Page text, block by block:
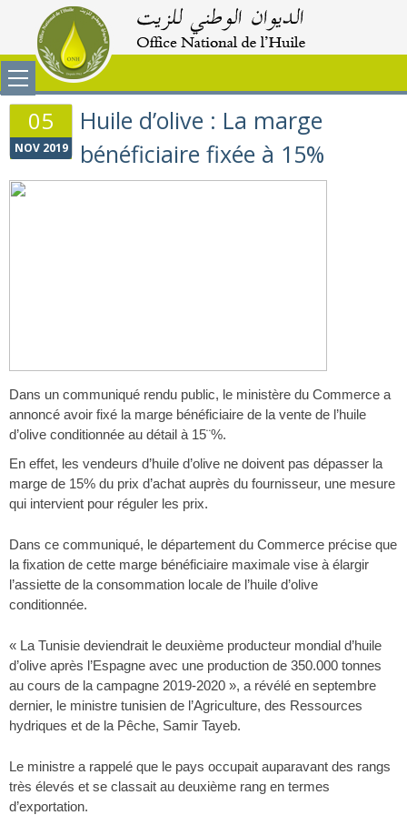
05
NOV 2019
Huile d’olive : La marge
bénéficiaire fixée à 15%
Dans un communiqué rendu public, le ministère du Commerce a
annoncé avoir fixé la marge bénéficiaire de la vente de l’huile
d’olive conditionnée au détail à 15¨%.
En effet, les vendeurs d’huile d’olive ne doivent pas dépasser la
marge de 15% du prix d’achat auprès du fournisseur, une mesure
qui intervient pour réguler les prix.
Dans ce communiqué, le département du Commerce précise que
la fixation de cette marge bénéficiaire maximale vise à élargir
l’assiette de la consommation locale de l’huile d’olive
conditionnée.
« La Tunisie deviendrait le deuxième producteur mondial d’huile
d’olive après l’Espagne avec une production de 350.000 tonnes
au cours de la campagne 2019-2020 », a révélé en septembre
dernier, le ministre tunisien de l’Agriculture, des Ressources
hydriques et de la Pêche, Samir Tayeb.
Le ministre a rappelé que le pays occupait auparavant des rangs
très élevés et se classait au deuxième rang en termes
d’exportation.